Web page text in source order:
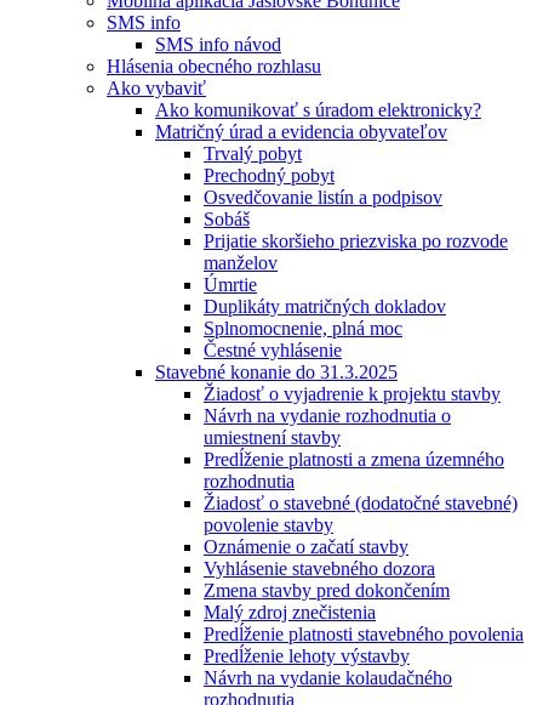
SMS info
SMS info návod
Hlásenia obecného rozhlasu
Ako vybaviť
Ako komunikovať s úradom elektronicky?
Matričný úrad a evidencia obyvateľov
Trvalý pobyt
Prechodný pobyt
Osvedčovanie listín a podpisov
Sobáš
Prijatie skoršieho priezviska po rozvode
manželov
Úmrtie
Duplikáty matričných dokladov
Splnomocnenie, plná moc
Čestné vyhlásenie
Stavebné konanie do 31.3.2025
Žiadosť o vyjadrenie k projektu stavby
Návrh na vydanie rozhodnutia o
umiestnení stavby
Predĺženie platnosti a zmena územného
rozhodnutia
Žiadosť o stavebné (dodatočné stavebné)
povolenie stavby
Oznámenie o začatí stavby
Vyhlásenie stavebného dozora
Zmena stavby pred dokončením
Malý zdroj znečistenia
Predĺženie platnosti stavebného povolenia
Predĺženie lehoty výstavby
Návrh na vydanie kolaudačného
rozhodnutia